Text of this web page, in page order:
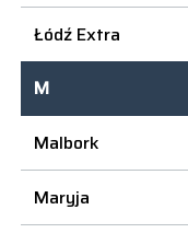
Łódź Extra
M
Malbork
Maryja